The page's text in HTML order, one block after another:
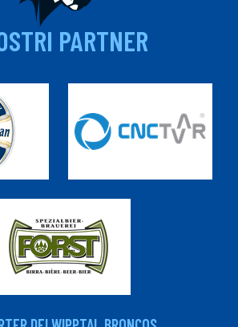
PARTNER